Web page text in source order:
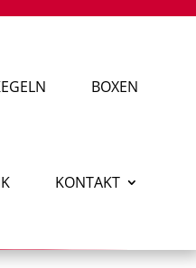
BOXEN
KONTAKT